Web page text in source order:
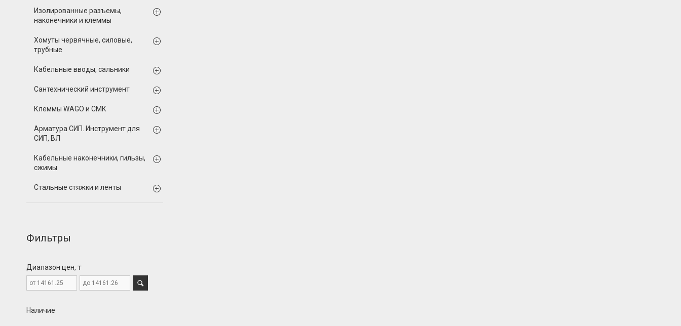
Изолированные разъемы,
наконечники и клеммы
Хомуты червячные, силовые,
трубные
Кабельные вводы, сальники
Сантехнический инструмент
Клеммы WAGO и СМК
Арматура СИП. Инструмент для
СИП, ВЛ
Кабельные наконечники, гильзы,
сжимы
Стальные стяжки и ленты
Фильтры
Диапазон цен, ₸
Наличие